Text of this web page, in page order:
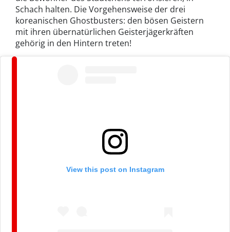
Schach halten. Die Vorgehensweise der drei
koreanischen Ghostbusters: den bösen Geistern
mit ihren übernatürlichen Geisterjägerkräften
gehörig in den Hintern treten!
View this post on Instagram